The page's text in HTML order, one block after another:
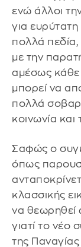
ενώ άλλοι
για
πολλά
με την
αμέσως κάθε
μπορεί να
πολλά
κοινωνία
Σαφώς ο
όπως
κλασσικής
να θεωρηθεί
γιατί το νέο
της